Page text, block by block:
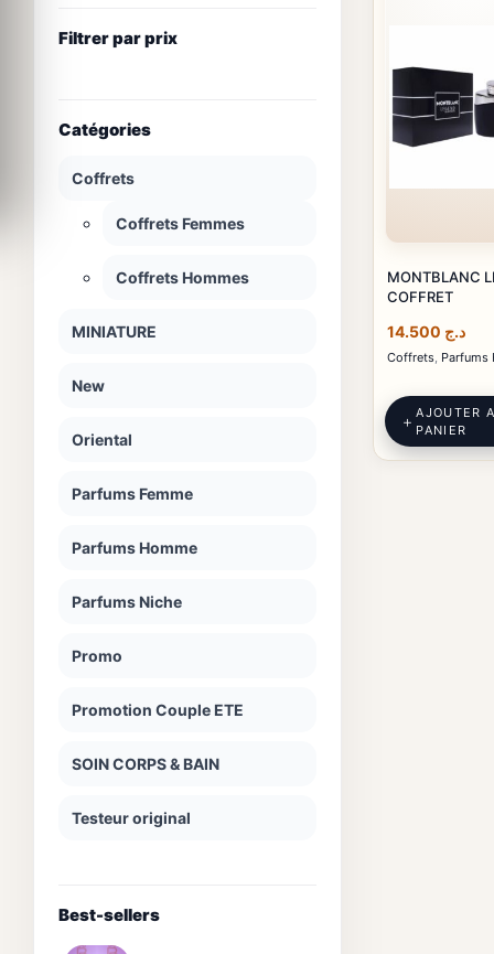
Filtrer par prix
Catégories
Coffrets
Coffrets Femmes
Coffrets Hommes
MINIATURE
New
Oriental
Parfums Femme
Parfums Homme
Parfums Niche
Promo
Promotion Couple ETE
SOIN CORPS & BAIN
Testeur original
Best-sellers
MONTBLANC
COFFRET
د.ج
Coffrets, Parfums
AJOUTER
PANIER